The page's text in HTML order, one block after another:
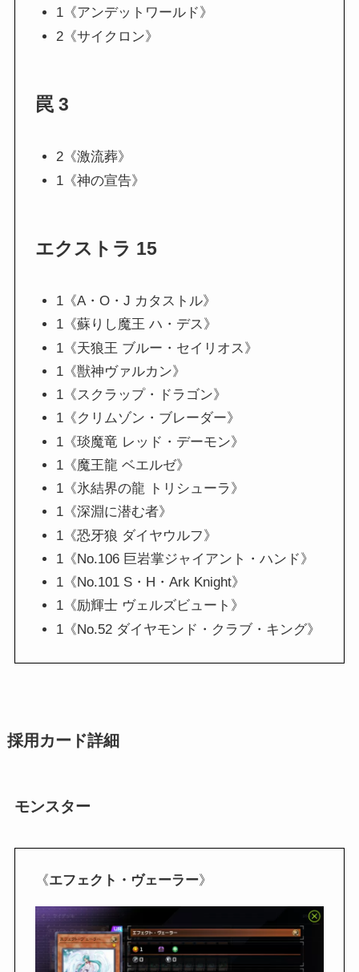
1《アンデットワールド》
2《サイクロン》
罠 3
2《激流葬》
1《神の宣告》
エクストラ 15
1《A・O・J カタストル》
1《蘇りし魔王 ハ・デス》
1《天狼王 ブルー・セイリオス》
1《獣神ヴァルカン》
1《スクラップ・ドラゴン》
1《クリムゾン・ブレーダー》
1《琰魔竜 レッド・デーモン》
1《魔王龍 ベエルゼ》
1《氷結界の龍 トリシューラ》
1《深淵に潜む者》
1《恐牙狼 ダイヤウルフ》
1《No.106 巨岩掌ジャイアント・ハンド》
1《No.101 S・H・Ark Knight》
1《励輝士 ヴェルズビュート》
1《No.52 ダイヤモンド・クラブ・キング》
採用カード詳細
モンスター
《エフェクト・ヴェーラー》